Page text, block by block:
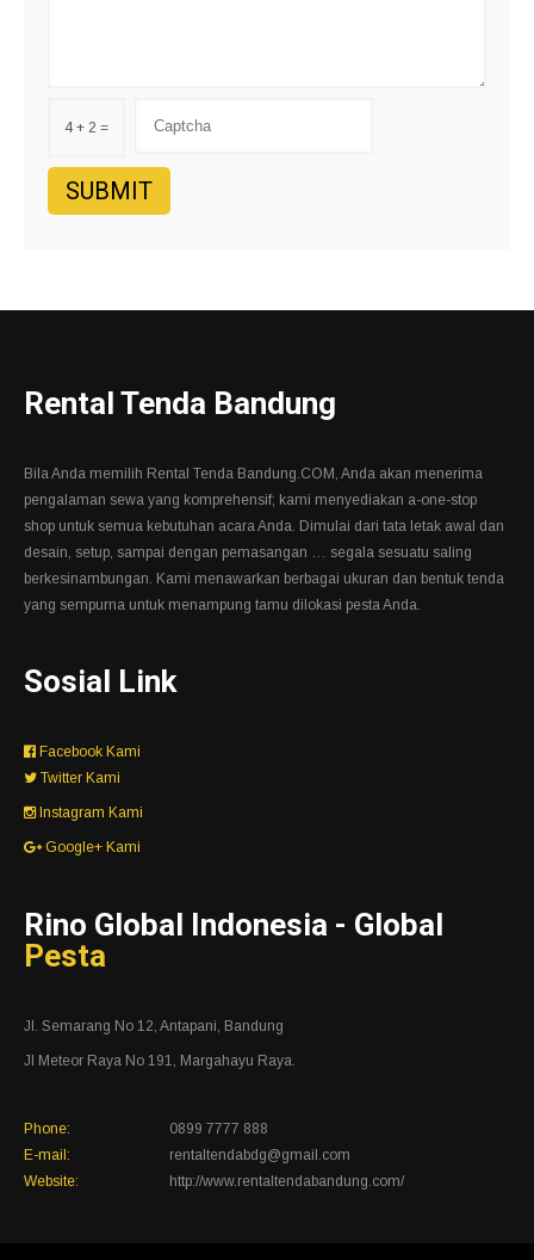
4 + 2 =
Rental Tenda Bandung
Bila Anda memilih Rental Tenda Bandung.COM, Anda akan menerima
pengalaman sewa yang komprehensif; kami menyediakan a-one-stop
shop untuk semua kebutuhan acara Anda. Dimulai dari tata letak awal dan
desain, setup, sampai dengan pemasangan … segala sesuatu saling
berkesinambungan. Kami menawarkan berbagai ukuran dan bentuk tenda
yang sempurna untuk menampung tamu dilokasi pesta Anda.
Sosial Link
Facebook Kami
Twitter Kami
Instagram Kami
Google+ Kami
Rino Global Indonesia - Global
Pesta
Jl. Semarang No 12, Antapani, Bandung
Jl Meteor Raya No 191, Margahayu Raya.
Phone:
0899 7777 888
E-mail:
rentaltendabdg@gmail.com
Website:
http://www.rentaltendabandung.com/